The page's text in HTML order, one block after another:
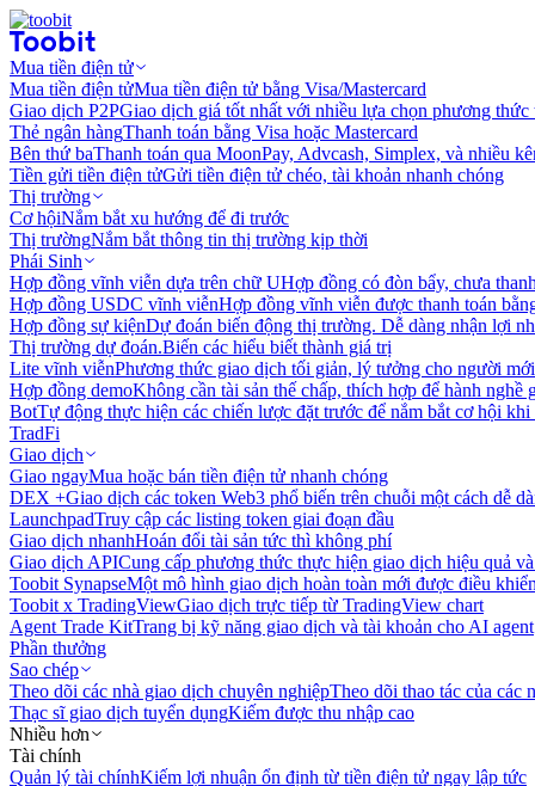
Mua tiền điện tử
Mua tiền điện tửMua tiền điện tử bằng Visa/Mastercard
Giao dịch P2PGiao dịch giá tốt nhất với nhiều lựa chọn phương thức
Thẻ ngân hàngThanh toán bằng Visa hoặc Mastercard
Bên thứ baThanh toán qua MoonPay, Advcash, Simplex, và nhiều
Tiền gửi tiền điện tửGửi tiền điện tử chéo, tài khoản nhanh chóng
Thị trường
Cơ hộiNắm bắt xu hướng để đi trước
Thị trườngNắm bắt thông tin thị trường kịp thời
Phái Sinh
Hợp đồng vĩnh viễn dựa trên chữ UHợp đồng có đòn bẩy, chưa
Hợp đồng USDC vĩnh viễnHợp đồng vĩnh viễn được thanh toán
Hợp đồng sự kiệnDự đoán biến động thị trường. Dễ dàng nhận lợi
Thị trường dự đoán.Biến các hiểu biết thành giá trị
Lite vĩnh viễnPhương thức giao dịch tối giản, lý tưởng cho người
Hợp đồng demoKhông cần tài sản thế chấp, thích hợp để hành nghề
BotTự động thực hiện các chiến lược đặt trước để nắm bắt cơ hội
TradFi
Giao dịch
Giao ngayMua hoặc bán tiền điện tử nhanh chóng
DEX +Giao dịch các token Web3 phổ biến trên chuỗi một cách dễ
LaunchpadTruy cập các listing token giai đoạn đầu
Giao dịch nhanhHoán đổi tài sản tức thì không phí
Giao dịch APICung cấp phương thức thực hiện giao dịch hiệu quả
Toobit SynapseMột mô hình giao dịch hoàn toàn mới được điều
Toobit x TradingViewGiao dịch trực tiếp từ TradingView chart
Agent Trade KitTrang bị kỹ năng giao dịch và tài khoản cho AI agent
Phần thưởng
Sao chép
Theo dõi các nhà giao dịch chuyên nghiệpTheo dõi thao tác của các
Thạc sĩ giao dịch tuyển dụngKiếm được thu nhập cao
Nhiều hơn
Tài chính
Quản lý tài chínhKiếm lợi nhuận ổn định từ tiền điện tử ngay lập tức